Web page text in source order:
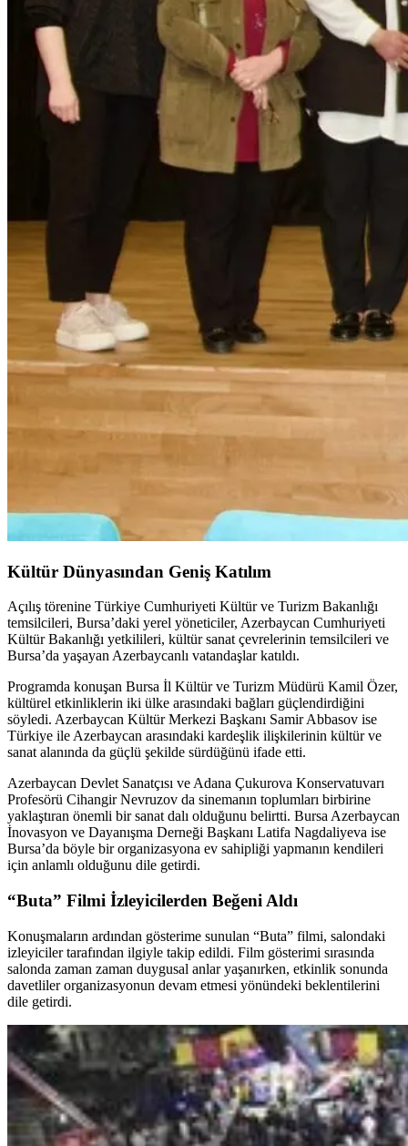
Kültür Dünyasından Geniş Katılım
Açılış törenine Türkiye Cumhuriyeti Kültür ve Turizm Bakanlığı
temsilcileri, Bursa’daki yerel yöneticiler, Azerbaycan Cumhuriyeti
Kültür Bakanlığı yetkilileri, kültür sanat çevrelerinin temsilcileri ve
Bursa’da yaşayan Azerbaycanlı vatandaşlar katıldı.
Programda konuşan Bursa İl Kültür ve Turizm Müdürü Kamil Özer,
kültürel etkinliklerin iki ülke arasındaki bağları güçlendirdiğini
söyledi. Azerbaycan Kültür Merkezi Başkanı Samir Abbasov ise
Türkiye ile Azerbaycan arasındaki kardeşlik ilişkilerinin kültür ve
sanat alanında da güçlü şekilde sürdüğünü ifade etti.
Azerbaycan Devlet Sanatçısı ve Adana Çukurova Konservatuvarı
Profesörü Cihangir Nevruzov da sinemanın toplumları birbirine
yaklaştıran önemli bir sanat dalı olduğunu belirtti. Bursa Azerbaycan
İnovasyon ve Dayanışma Derneği Başkanı Latifa Nagdaliyeva ise
Bursa’da böyle bir organizasyona ev sahipliği yapmanın kendileri
için anlamlı olduğunu dile getirdi.
“Buta” Filmi İzleyicilerden Beğeni Aldı
Konuşmaların ardından gösterime sunulan “Buta” filmi, salondaki
izleyiciler tarafından ilgiyle takip edildi. Film gösterimi sırasında
salonda zaman zaman duygusal anlar yaşanırken, etkinlik sonunda
davetliler organizasyonun devam etmesi yönündeki beklentilerini
dile getirdi.